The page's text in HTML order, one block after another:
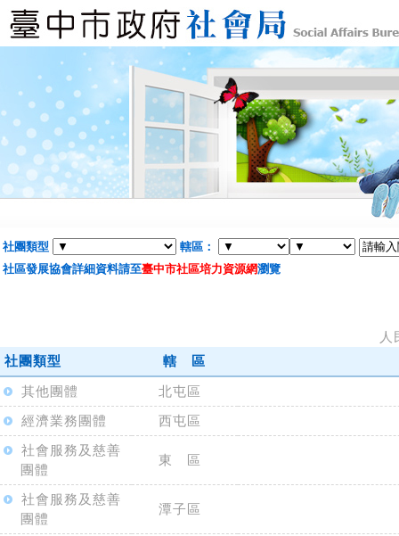
社團類型
轄區：
社區發展協會詳細資料請至臺中市社區培力資源網瀏覽
社團類型
轄 區
其他團體
北屯區
經濟業務團體
西屯區
社會服務及慈善
團體
東 區
社會服務及慈善
團體
潭子區